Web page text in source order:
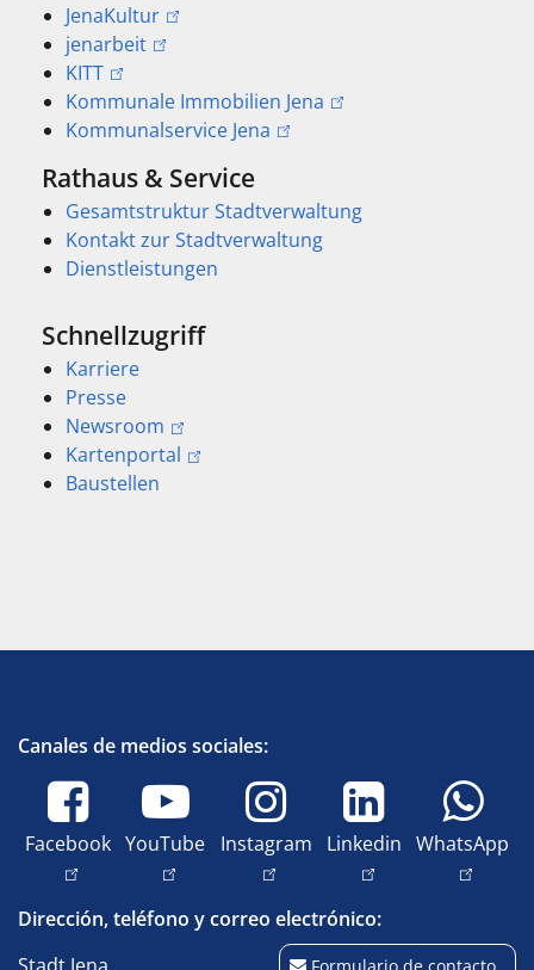
JenaKultur
jenarbeit
KITT
Kommunale Immobilien Jena
Kommunalservice Jena
Rathaus & Service
Gesamtstruktur Stadtverwaltung
Kontakt zur Stadtverwaltung
Dienstleistungen
Schnellzugriff
Karriere
Presse
Newsroom
Kartenportal
Baustellen
Canales de medios sociales:
Facebook YouTube Instagram Linkedin WhatsApp
Dirección, teléfono y correo electrónico: